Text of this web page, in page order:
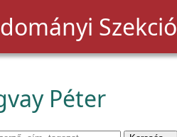
Szekció
Péter